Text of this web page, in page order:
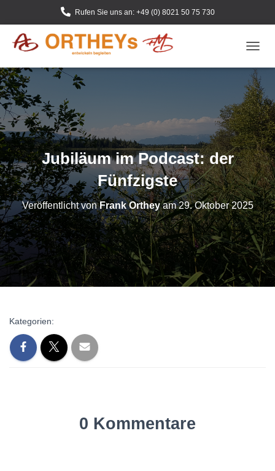
Rufen Sie uns an: +49 (0) 8021 50 75 730
A
V
I
G
A
T
I
O
N
U
M
S
C
H
A
L
T
E
N
Jubiläum im Podcast: der
Fünfzigste
Veröffentlicht vonFrank Ortheyam29. Oktober 2025
Kategorien:
0 Kommentare